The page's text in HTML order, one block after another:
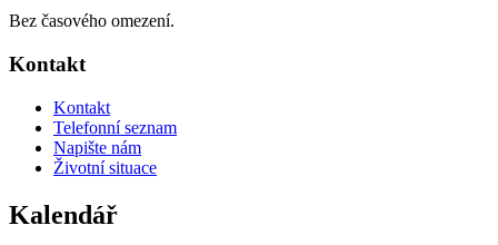
Bez časového omezení.
Kontakt
Kontakt
Telefonní seznam
Napište nám
Životní situace
Kalendář